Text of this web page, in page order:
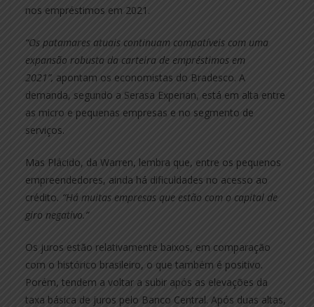
nos empréstimos em 2021.
“Os patamares atuais continuam compatíveis com uma
expansão robusta da carteira de empréstimos em
2021”, apontam os economistas do Bradesco. A
demanda, segundo a Serasa Experian, está em alta entre
as micro e pequenas empresas e no segmento de
serviços.
Mas Plácido, da Warren, lembra que, entre os pequenos
empreendedores, ainda há dificuldades no acesso ao
crédito. “Há muitas empresas que estão com o capital de
giro negativo.”
Os juros estão relativamente baixos, em comparação
com o histórico brasileiro, o que também é positivo.
Porém, tendem a voltar a subir após as elevações da
taxa básica de juros pelo Banco Central. Após duas altas,